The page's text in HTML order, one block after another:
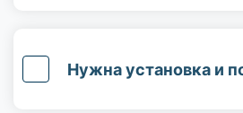
Нужна установка и